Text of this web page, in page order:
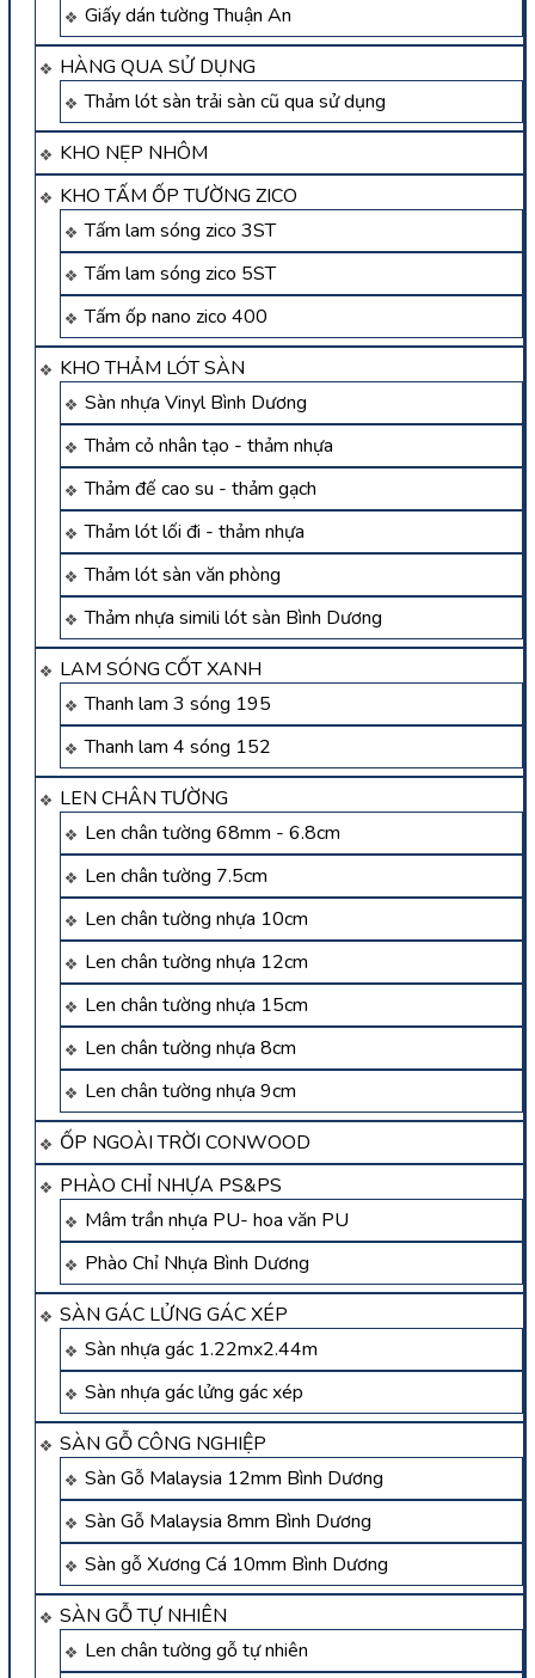
Giấy dán tường Thuận An
HÀNG QUA SỬ DỤNG
Thảm lót sàn trải sàn cũ qua sử dụng
KHO NẸP NHÔM
KHO TẤM ỐP TƯỜNG ZICO
Tấm lam sóng zico 3ST
Tấm lam sóng zico 5ST
Tấm ốp nano zico 400
KHO THẢM LÓT SÀN
Sàn nhựa Vinyl Bình Dương
Thảm cỏ nhân tạo - thảm nhựa
Thảm đế cao su - thảm gạch
Thảm lót lối đi - thảm nhựa
Thảm lót sàn văn phòng
Thảm nhựa simili lót sàn Bình Dương
LAM SÓNG CỐT XANH
Thanh lam 3 sóng 195
Thanh lam 4 sóng 152
LEN CHÂN TƯỜNG
Len chân tường 68mm - 6.8cm
Len chân tường 7.5cm
Len chân tường nhựa 10cm
Len chân tường nhựa 12cm
Len chân tường nhựa 15cm
Len chân tường nhựa 8cm
Len chân tường nhựa 9cm
ỐP NGOÀI TRỜI CONWOOD
PHÀO CHỈ NHỰA PS&PS
Mâm trần nhựa PU- hoa văn PU
Phào Chỉ Nhựa Bình Dương
SÀN GÁC LỬNG GÁC XÉP
Sàn nhựa gác 1.22mx2.44m
Sàn nhựa gác lửng gác xép
SÀN GỖ CÔNG NGHIỆP
Sàn Gỗ Malaysia 12mm Bình Dương
Sàn Gỗ Malaysia 8mm Bình Dương
Sàn gỗ Xương Cá 10mm Bình Dương
SÀN GỖ TỰ NHIÊN
Len chân tường gỗ tự nhiên